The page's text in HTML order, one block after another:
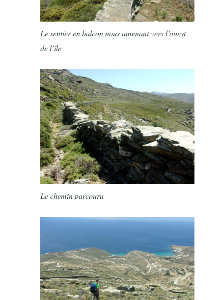
Le sentier en balcon nous amenant vers l’ouest
de l’île
Le chemin parcouru